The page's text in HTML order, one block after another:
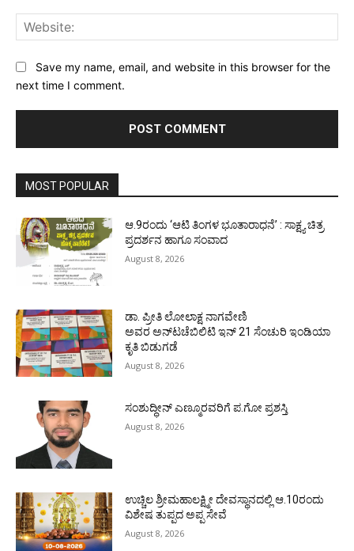
Save my name, email, and website in this browser for the
next time I comment.
MOST POPULAR
ಆ.9ರಂದು ‘ಆಟಿ ತಿಂಗಳ ಭೂತಾರಾಧನೆ’ : ಸಾಕ್ಷ್ಯ ಚಿತ್ರ
ಪ್ರದರ್ಶನ ಹಾಗೂ ಸಂವಾದ
August 8, 2026
ಡಾ. ಪ್ರೀತಿ ಲೋಲಾಕ್ಷ ನಾಗವೇಣಿ
ಅವರ ಅನ್‌ಟಚೆಬಿಲಿಟಿ ಇನ್ 21 ಸೆಂಚುರಿ ಇಂಡಿಯಾ
ಕೃತಿ ಬಿಡುಗಡೆ
August 8, 2026
ಸಂಶುದ್ಧೀನ್ ಎಣ್ಮೂರವರಿಗೆ ಪ.ಗೋ ಪ್ರಶಸ್ತಿ
August 8, 2026
ಉಚ್ಚಿಲ ಶ್ರೀಮಹಾಲಕ್ಷ್ಮೀ ದೇವಸ್ಥಾನದಲ್ಲಿ ಆ.10ರಂದು
ವಿಶೇಷ ತುಪ್ಪದ ಅಪ್ಪ ಸೇವೆ
August 8, 2026